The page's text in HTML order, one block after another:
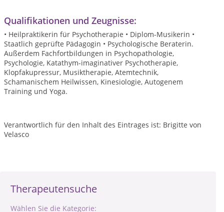
Therapeutensuche
Wählen Sie die Kategorie:
Qualifikationen und Zeugnisse:
• Heilpraktikerin für Psychotherapie • Diplom-Musikerin •
Staatlich geprüfte Pädagogin • Psychologische Beraterin.
Außerdem Fachfortbildungen in Psychopathologie,
Psychologie, Katathym-imaginativer Psychotherapie,
Klopfakupressur, Musiktherapie, Atemtechnik,
Schamanischem Heilwissen, Kinesiologie, Autogenem
Training und Yoga.
Verantwortlich für den Inhalt des Eintrages ist: Brigitte von
Velasco